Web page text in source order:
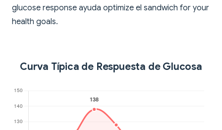
glucose response ayuda optimize el sandwich for your
health goals.
Curva Típica de Respuesta de Glucosa